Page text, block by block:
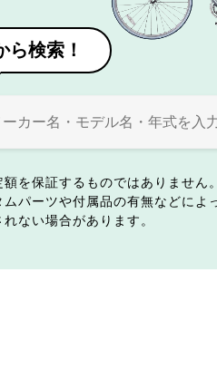
ら検索！
を保証するものではありません。
パーツや付属品の有無などによ
ない場合があります。